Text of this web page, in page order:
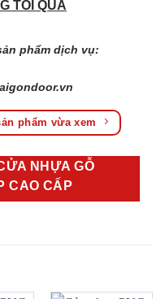
TÔI QUA
phẩm dịch vụ:
phẩm vừa xem
NHỰA GỖ
CAO CẤP